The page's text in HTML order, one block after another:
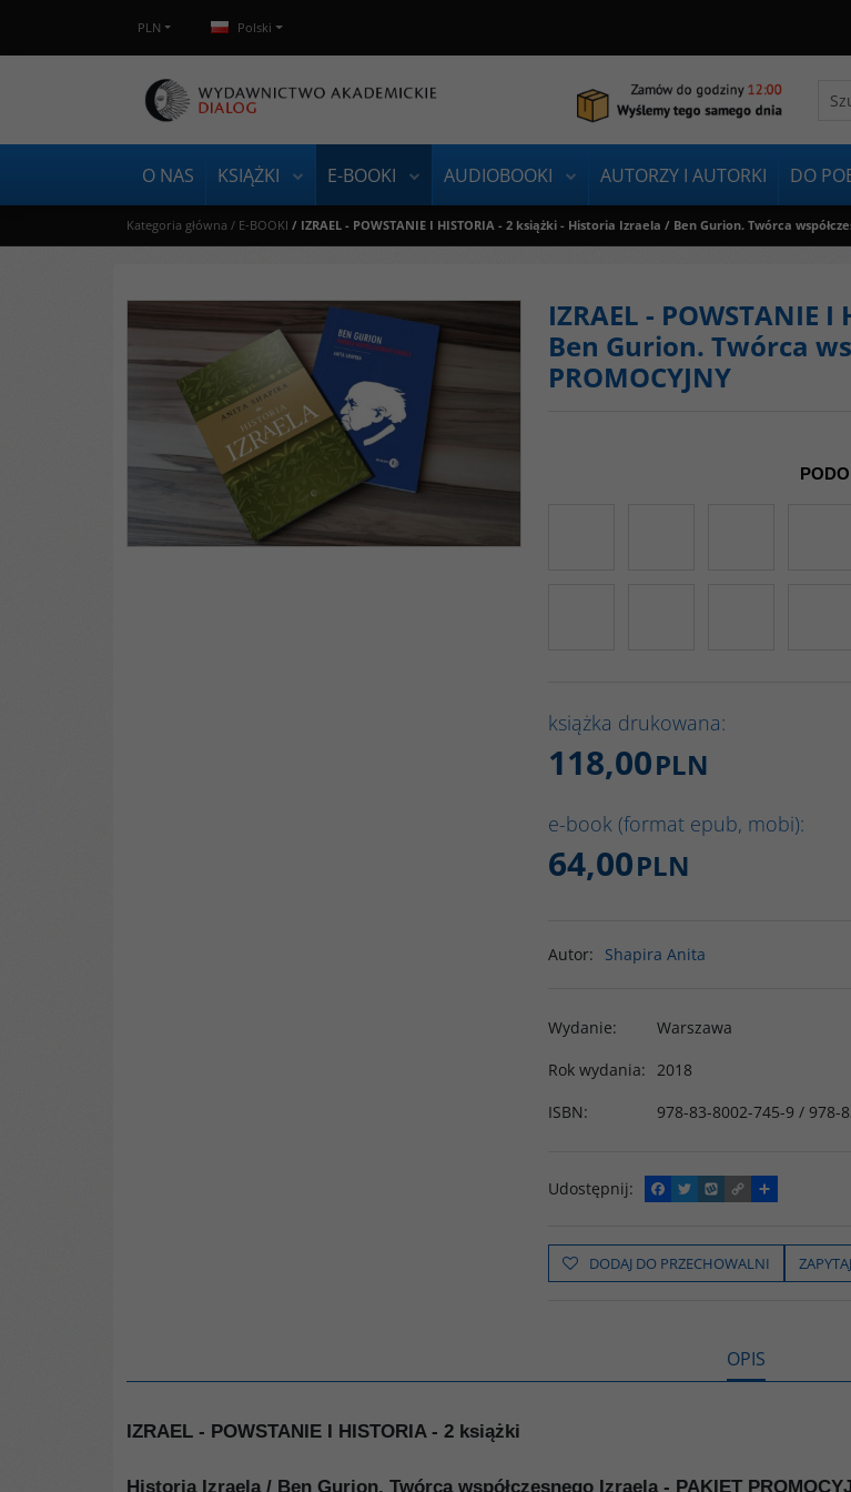
PLN Polski
O NAS KSIĄŻKI E-BOOKI AUDIOBOOKI AUTORZY I AUTORKI DO
Kategoria główna / E-BOOKI / IZRAEL - POWSTANIE I HISTORIA - 2 książki - Historia Izraela / Ben Gurion. Twórca
IZRAEL - POWSTANIE
Ben Gurion. Twórca
PROMOCYJNY
książka drukowana:
118,00PLN
e-book (format epub, mobi):
64,00PLN
Autor: Shapira Anita
Wydanie:
Warszawa
Rok wydania: 2018
ISBN: 978-83-8002-745-9 / 978-
Udostępnij:
F
a
e
b
o
T
w
t
t
e
W
y
o
p
C
o
y
L
i
P
o
z
i
e
ę
DODAJ DO PRZECHOWALNI
OPIS
IZRAEL - POWSTANIE I HISTORIA - 2 książki
Historia Izraela / Ben Gurion. Twórca współczesnego Izraela - PAKIET